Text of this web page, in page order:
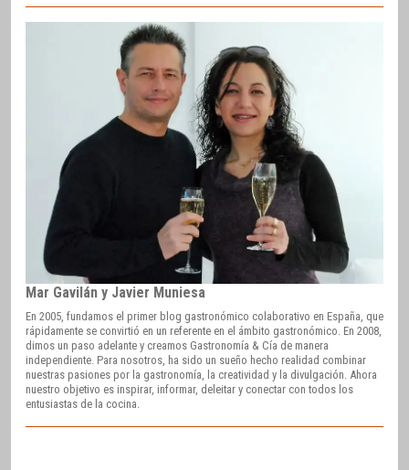
Mar Gavilán y Javier Muniesa
En 2005, fundamos el primer blog gastronómico colaborativo en España, que
rápidamente se convirtió en un referente en el ámbito gastronómico. En 2008,
dimos un paso adelante y creamos Gastronomía & Cía de manera
independiente. Para nosotros, ha sido un sueño hecho realidad combinar
nuestras pasiones por la gastronomía, la creatividad y la divulgación. Ahora
nuestro objetivo es inspirar, informar, deleitar y conectar con todos los
entusiastas de la cocina.